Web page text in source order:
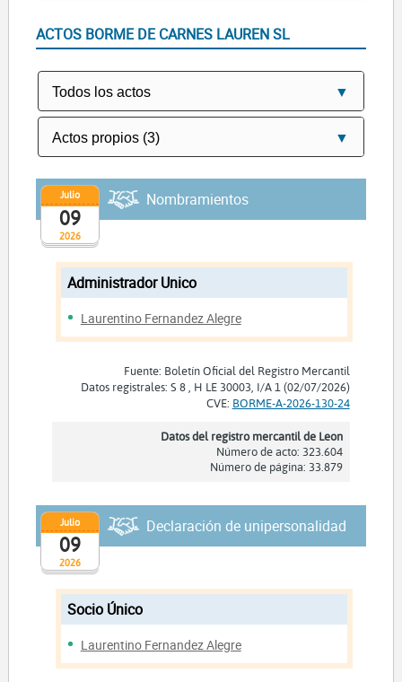
ACTOS BORME DE CARNES LAUREN SL
2026
Julio
09
Nombramientos
Administrador Unico
Laurentino Fernandez Alegre
Fuente: Boletín Oficial del Registro Mercantil
Datos registrales: S 8 , H LE 30003, I/A 1 (02/07/2026)
CVE: BORME-A-2026-130-24
Datos del registro mercantil de Leon
Número de acto: 323.604
Número de página: 33.879
2026
Julio
09
Declaración de unipersonalidad
Socio Único
Laurentino Fernandez Alegre